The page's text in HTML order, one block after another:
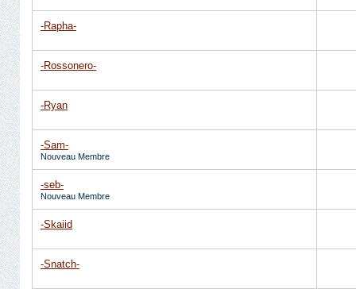
-Rapha-
-Rossonero-
-Ryan
-Sam-
Nouveau Membre
-seb-
Nouveau Membre
-Skaiid
-Snatch-